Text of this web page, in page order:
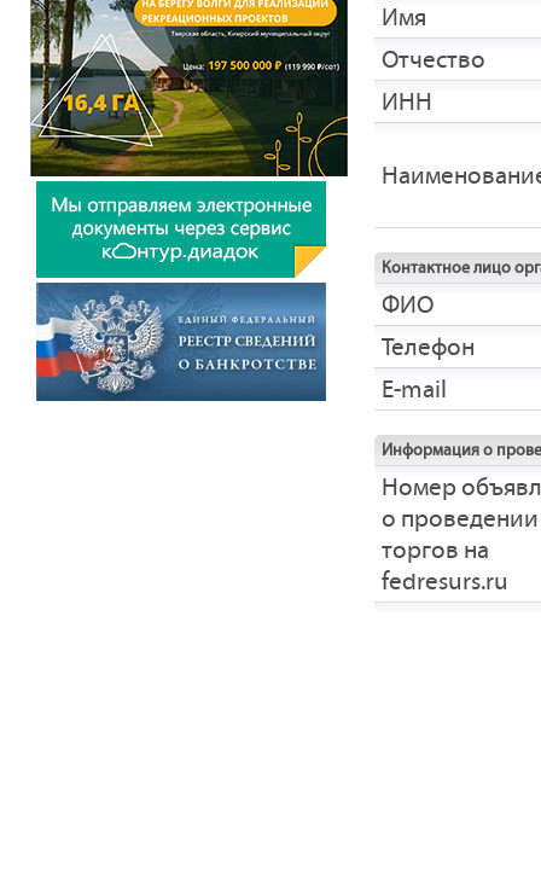
Имя
Отчество
ИНН
Контактное лицо
ФИО
Телефон
E-mail
Информация о
Номер
о проведении
торгов на
fedresurs.ru